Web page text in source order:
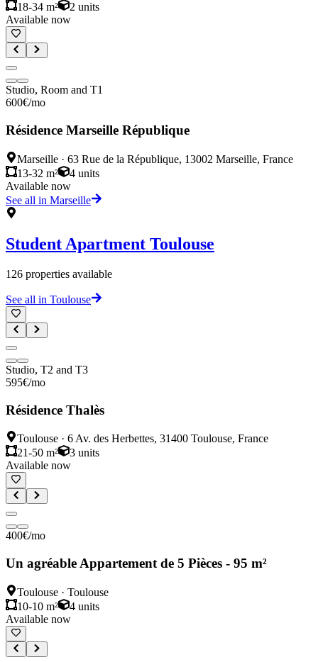
18-34 m²
2 units
Available now
Studio, Room and T1
600€/mo
Résidence Marseille République
Marseille · 63 Rue de la République, 13002 Marseille, France
13-32 m²
4 units
Available now
See all in Marseille
Student Apartment Toulouse
126 properties available
See all in Toulouse
Studio, T2 and T3
595€/mo
Résidence Thalès
Toulouse · 6 Av. des Herbettes, 31400 Toulouse, France
21-50 m²
3 units
Available now
400€/mo
Un agréable Appartement de 5 Pièces - 95 m²
Toulouse · Toulouse
10-10 m²
4 units
Available now